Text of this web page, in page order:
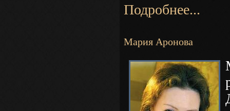
Подробнее...
Мария Аронова